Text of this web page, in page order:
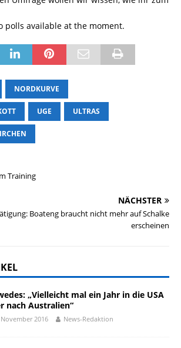
polls available at the moment.
NORDKURVE
UGE ULTRAS
Training
NÄCHSTER
Boateng braucht nicht mehr auf Schalke
erscheinen
„Vielleicht mal ein Jahr in die USA
nach Australien“
2016 News-Redaktion